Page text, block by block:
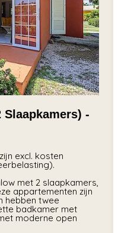
-
excl. kosten
met 2 slaapkamers,
appartementen zijn
hebben twee
badkamer met
moderne open